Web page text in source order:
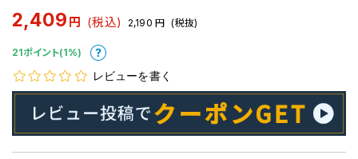
2,409 円 (税込) 2,190 円 (税抜)
21ポイント(1%)
レビューを書く